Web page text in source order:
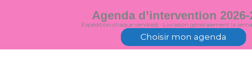
Agenda d’intervention 2026-
Expédition chaque vendredi · Livraison généralement la
Choisir mon agenda